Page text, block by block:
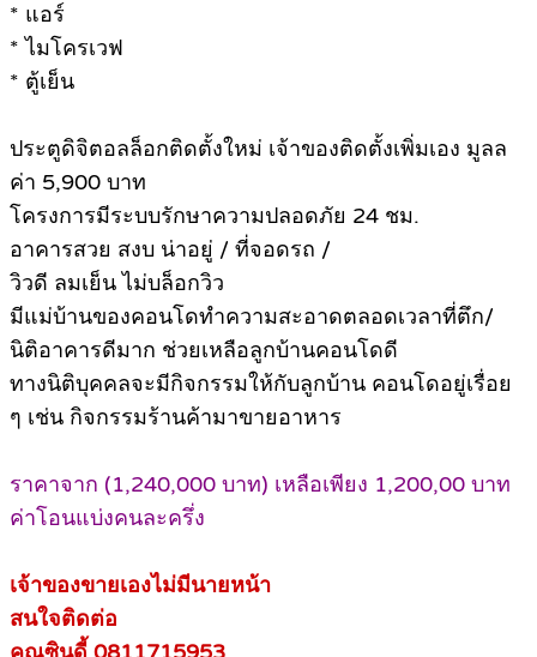
* แอร์
* ไมโครเวฟ
* ตู้เย็น
ประตูดิจิตอลล็อกติดตั้งใหม่ เจ้าของติดตั้งเพิ่มเอง มูลล
ค่า 5,900 บาท
โครงการมีระบบรักษาความปลอดภัย 24 ชม.
อาคารสวย สงบ น่าอยู่ / ที่จอดรถ /
วิวดี ลมเย็น ไม่บล็อกวิว
มีแม่บ้านของคอนโดทำความสะอาดตลอดเวลาที่ตึก/
นิติอาคารดีมาก ช่วยเหลือลูกบ้านคอนโดดี
ทางนิติบุคคลจะมีกิจกรรมให้กับลูกบ้าน คอนโดอยู่เรื่อย
ๆ เช่น กิจกรรมร้านค้ามาขายอาหาร
ราคาจาก (1,240,000 บาท) เหลือเพียง 1,200,00 บาท
ค่าโอนแบ่งคนละครึ่ง
เจ้าของขายเองไม่มีนายหน้า
สนใจติดต่อ